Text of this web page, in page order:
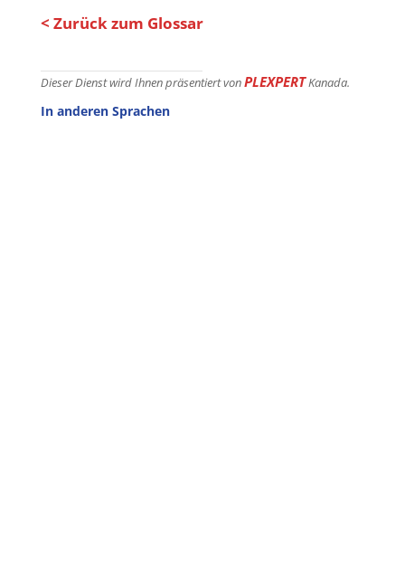
< Zurück zum Glossar
Dieser Dienst wird Ihnen präsentiert vonPLEXPERTKanada.
In anderen Sprachen